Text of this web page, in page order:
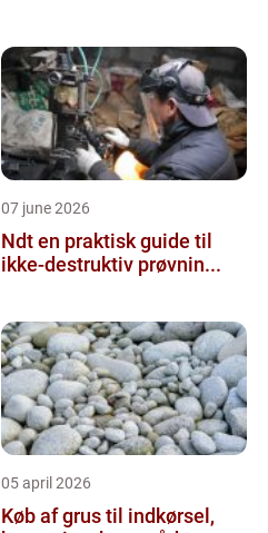
07 june 2026
Ndt en praktisk guide til
ikke-destruktiv prøvnin...
05 april 2026
Køb af grus til indkørsel,